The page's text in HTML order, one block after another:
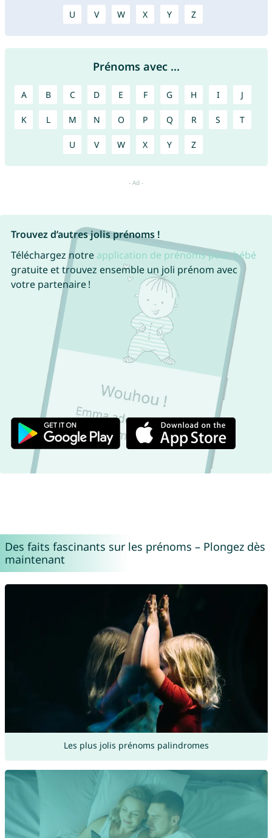
U V W X Y Z
Prénoms avec ...
A B C D E F G H I J
K L M N O P Q R S T
U V W X Y Z
Trouvez d’autres jolis prénoms !
Téléchargez notre application de prénoms pour bébé
gratuite et trouvez ensemble un joli prénom avec
votre partenaire !
Des faits fascinants sur les prénoms – Plongez dès
maintenant
Les plus jolis prénoms palindromes